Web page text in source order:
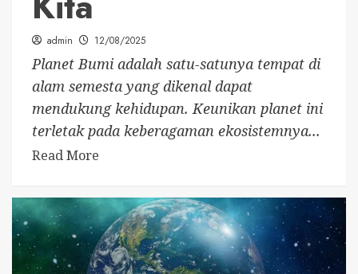
admin 12/08/2025
Planet Bumi adalah satu-satunya tempat di
alam semesta yang dikenal dapat
mendukung kehidupan. Keunikan planet ini
terletak pada keberagaman ekosistemnya...
Read More